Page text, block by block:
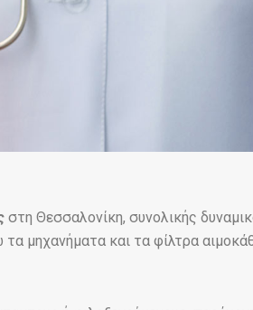
στη Θεσσαλονίκη, συνολικής
μηχανήματα και τα φίλτρα